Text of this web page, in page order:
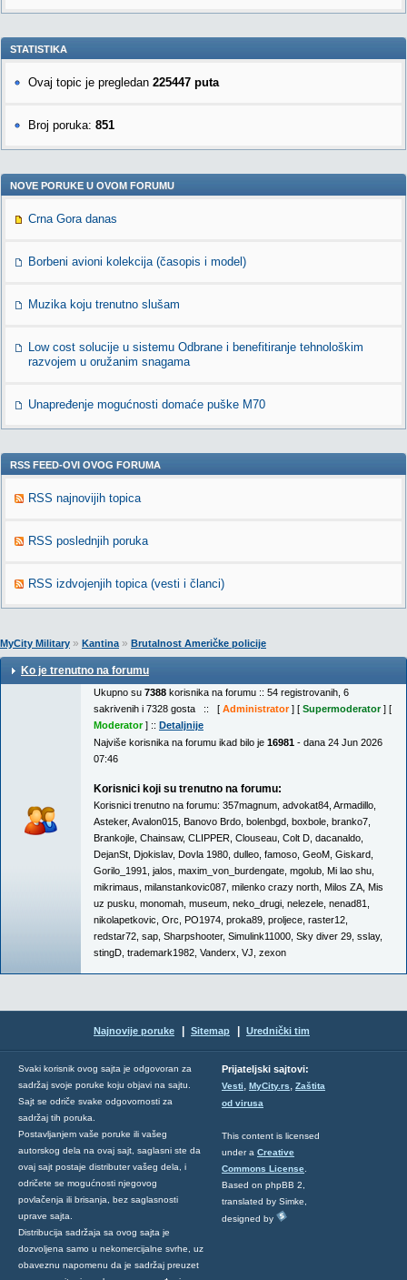
STATISTIKA
Ovaj topic je pregledan 225447 puta
Broj poruka: 851
NOVE PORUKE U OVOM FORUMU
Crna Gora danas
Borbeni avioni kolekcija (časopis i model)
Muzika koju trenutno slušam
Low cost solucije u sistemu Odbrane i benefitiranje tehnološkim
razvojem u oružanim snagama
Unapređenje mogućnosti domaće puške M70
RSS FEED-OVI OVOG FORUMA
RSS najnovijih topica
RSS poslednjih poruka
RSS izdvojenjih topica (vesti i članci)
MyCity Military » Kantina» Brutalnost Američke policije
Ko je trenutno na forumu
Ukupno su 7388 korisnika na forumu :: 54 registrovanih, 6
sakrivenih i 7328 gosta :: [ Administrator] [ Supermoderator] [
Moderator] :: Detaljnije
Najviše korisnika na forumu ikad bilo je 16981 - dana 24 Jun 2026
07:46
Korisnici koji su trenutno na forumu:
Korisnici trenutno na forumu: 357magnum advokat84 Armadillo
Asteker, Avalon015 Banovo Brdo bolenbgd boxbole branko7
Brankojle Chainsaw, CLIPPER Clouseau Colt D dacanaldo
DejanSt Djokislav, Dovla 1980 dulleo famoso GeoM Giskard
Gorilo_1991
jalos maxim_von_burdengate mgolub Mi lao shu
mikrimaus milanstankovic087 milenko crazy north Milos ZA Mis
uz pusku monomah museum neko_drugi nelezele nenad81
nikolapetkovic Orc PO1974 proka89 proljece raster12
redstar72 sap Sharpshooter, Simulink11000 Sky diver 29 sslay,
stingD trademark1982 Vanderx VJ zexon
Najnovije poruke Sitemap Urednički tim
Svaki korisnik ovog sajta je odgovoran za
sadržaj svoje poruke koju objavi na sajtu.
Sajt se odriče svake odgovornosti za
sadržaj tih poruka.
Postavljanjem vaše poruke ili vašeg
autorskog dela na ovaj sajt, saglasni ste da
ovaj sajt postaje distributer vašeg dela, i
odričete se mogućnosti njegovog
povlačenja ili brisanja, bez saglasnosti
uprave sajta.
Distribucija sadržaja sa ovog sajta je
dozvoljena samo u nekomercijalne svrhe, uz
obaveznu napomenu da je sadržaj preuzet
Prijateljski sajtovi:
Vesti, MyCity.rs, Zaštita
od virusa
This content is licensed
under a Creative
Commons License
Based on phpBB 2,
translated by Simke,
designed by